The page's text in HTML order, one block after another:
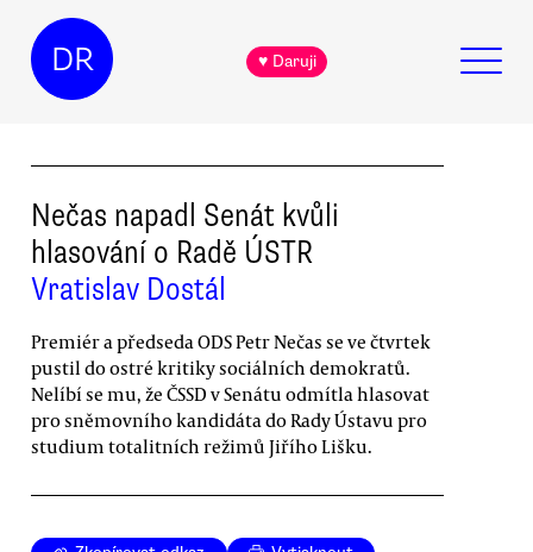
DR ♥ Daruji
Nečas napadl Senát kvůli
hlasování o Radě ÚSTR
Vratislav Dostál
Premiér a předseda ODS Petr Nečas se ve čtvrtek
pustil do ostré kritiky sociálních demokratů.
Nelíbí se mu, že ČSSD v Senátu odmítla hlasovat
pro sněmovního kandidáta do Rady Ústavu pro
studium totalitních režimů Jiřího Lišku.